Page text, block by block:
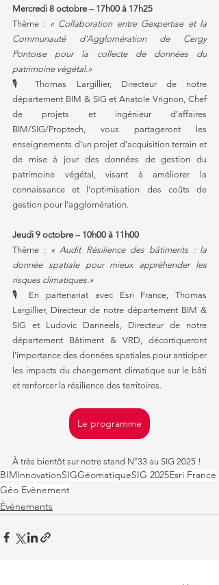
Mercredi 8 octobre – 17h00 à 17h25
Thème : « Collaboration entre Gexpertise et la
Communauté d'Agglomération de Cergy
Pontoise pour la collecte de données du
patrimoine végétal.»
🎙️ Thomas Largillier, Directeur de notre
département BIM & SIG et Anatole Vrignon, Chef
de projets et ingénieur d’affaires
BIM/SIG/Proptech, vous partageront les
enseignements d’un projet d’acquisition terrain et
de mise à jour des données de gestion du
patrimoine végétal, visant à améliorer la
connaissance et l’optimisation des coûts de
gestion pour l’agglomération.
Jeudi 9 octobre – 10h00 à 11h00
Thème : « Audit Résilience des bâtiments : la
donnée spatiale pour mieux appréhender les
risques climatiques.»
🎙️ En partenariat avec Esri France, Thomas
Largillier, Directeur de notre département BIM &
SIG et Ludovic Danneels, Directeur de notre
département Bâtiment & VRD, décortiqueront
l'importance des données spatiales pour anticiper
les impacts du changement climatique sur le bâti
et renforcer la résilience des territoires.
Le programme
À très bientôt sur notre stand N°33 au SIG 2025 !
BIMInnovationSIGGéomatiqueSIG 2025Esri France
Géo Evènement
Évènements